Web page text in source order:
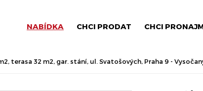
NABÍDKA CHCI PRODAT CHCI
terasa 32 m2, gar. stání, ul. Svatošových, Praha 9 -